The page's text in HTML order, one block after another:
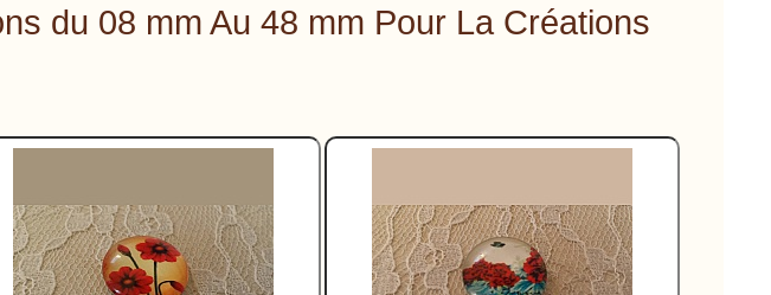
du 08 mm Au 48 mm Pour La Créations